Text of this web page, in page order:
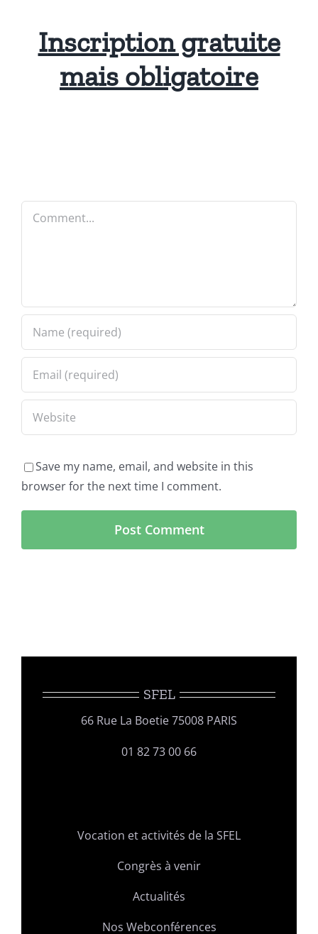
Inscription gratuite
mais obligatoire
Comment
Save my name, email, and website in this
browser for the next time I comment.
SFEL
66 Rue La Boetie 75008 PARIS
01 82 73 00 66
Vocation et activités de la SFEL
Congrès à venir
Actualités
Nos Webconférences